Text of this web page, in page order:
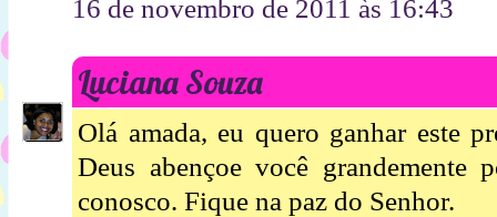
16 de novembro de 2011 às 16:43
Luciana Souza
Olá amada, eu quero ganhar este
Deus abençoe você grandemente
conosco. Fique na paz do Senhor.